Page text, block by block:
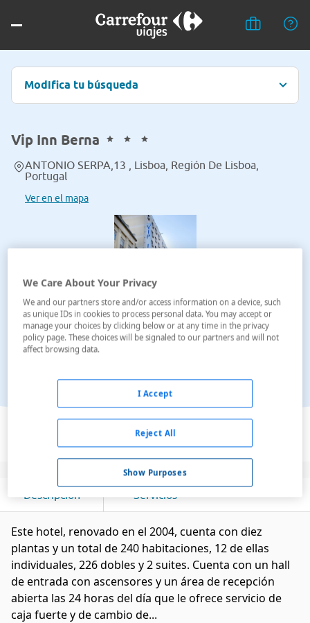
Modifica tu búsqueda
Vip Inn Berna
ANTONIO SERPA,13 , Lisboa, Región De Lisboa,
Portugal
Ver en el mapa
Ver en el mapa
Descripción Servicios
Este hotel, renovado en el 2004, cuenta con diez
plantas y un total de 240 habitaciones, 12 de ellas
individuales, 226 dobles y 2 suites. Cuenta con un hall
de entrada con ascensores y un área de recepción
abierta las 24 horas del día que le ofrece servicio de
caja fuerte y de cambio de...
We Care About Your Privacy
We and our partners store and/or access information on a device, such
as unique IDs in cookies to process personal data. You may accept or
manage your choices by clicking below or at any time in the privacy
policy page. These choices will be signaled to our partners and will not
affect browsing data.
Show Purposes
Reject All
I Accept